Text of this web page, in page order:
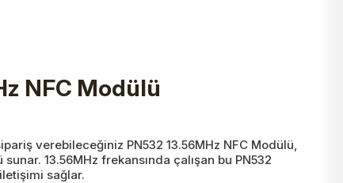
NFC Modülü
verebileceğiniz PN532 13.56MHz NFC Modülü,
13.56MHz frekansında çalışan bu PN532
sağlar.